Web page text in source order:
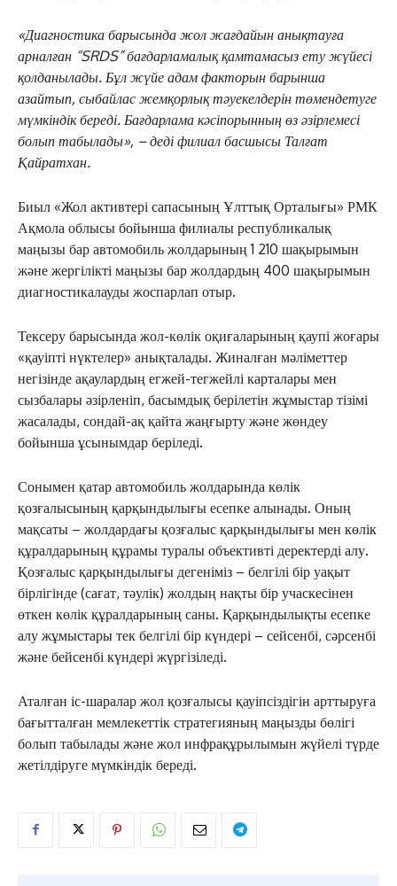
«Диагностика барысында жол жағдайын анықтауға
арналған “SRDS” бағдарламалық қамтамасыз ету жүйесі
қолданылады. Бұл жүйе адам факторын барынша
азайтып, сыбайлас жемқорлық тәуекелдерін төмендетуге
мүмкіндік береді. Бағдарлама кәсіпорынның өз әзірлемесі
болып табылады», – деді филиал басшысы Талғат
Қайратхан.
Биыл «Жол активтері сапасының Ұлттық Орталығы» РМК
Ақмола облысы бойынша филиалы республикалық
маңызы бар автомобиль жолдарының 1 210 шақырымын
және жергілікті маңызы бар жолдардың 400 шақырымын
диагностикалауды жоспарлап отыр.
Тексеру барысында жол-көлік оқиғаларының қаупі жоғары
«қауіпті нүктелер» анықталады. Жиналған мәліметтер
негізінде ақаулардың егжей-тегжейлі карталары мен
сызбалары әзірленіп, басымдық берілетін жұмыстар тізімі
жасалады, сондай-ақ қайта жаңғырту және жөндеу
бойынша ұсынымдар беріледі.
Сонымен қатар автомобиль жолдарында көлік
қозғалысының қарқындылығы есепке алынады. Оның
мақсаты – жолдардағы қозғалыс қарқындылығы мен көлік
құралдарының құрамы туралы объективті деректерді алу.
Қозғалыс қарқындылығы дегеніміз – белгілі бір уақыт
бірлігінде (сағат, тәулік) жолдың нақты бір учаскесінен
өткен көлік құралдарының саны. Қарқындылықты есепке
алу жұмыстары тек белгілі бір күндері – сейсенбі, сәрсенбі
және бейсенбі күндері жүргізіледі.
Аталған іс-шаралар жол қозғалысы қауіпсіздігін арттыруға
бағытталған мемлекеттік стратегияның маңызды бөлігі
болып табылады және жол инфрақұрылымын жүйелі түрде
жетілдіруге мүмкіндік береді.